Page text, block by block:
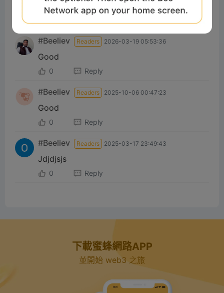
Yes
#Beeliev Readers 2026-03-19 05:53:36
Good
0 Reply
#Beeliev Readers 2025-10-06 00:47:23
Good
0 Reply
#Beeliev Readers 2025-03-17 23:49:43
Jdjdjsjs
0 Reply
下載蜜蜂網路APP
並開始 web3 之旅